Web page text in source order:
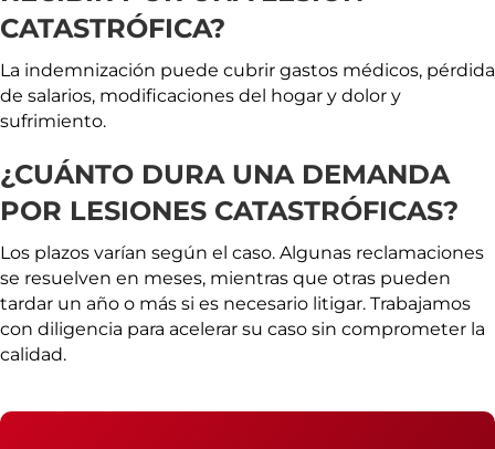
CATASTRÓFICA?
La indemnización puede cubrir gastos médicos, pérdida
de salarios, modificaciones del hogar y dolor y
sufrimiento.
¿CUÁNTO DURA UNA DEMANDA
POR LESIONES CATASTRÓFICAS?
Los plazos varían según el caso. Algunas reclamaciones
se resuelven en meses, mientras que otras pueden
tardar un año o más si es necesario litigar. Trabajamos
con diligencia para acelerar su caso sin comprometer la
calidad.